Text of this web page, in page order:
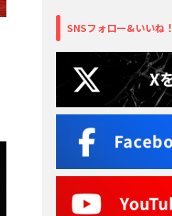
SNSフォロー&いいね